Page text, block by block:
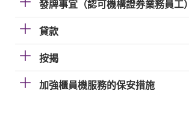
發牌事宜（認可機構證券業務員工）
貸款
按揭
加強櫃員機服務的保安措施